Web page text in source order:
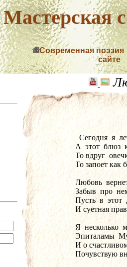
Мастерская
Современная поэзия
сайте
Сегодня  я
А  этот  блюз
То вдруг
То запоет как
Любовь
Забыв  про
Пусть  в  этот
И суетная
Я  несколько
Эпиталамы
И о
Почувствую